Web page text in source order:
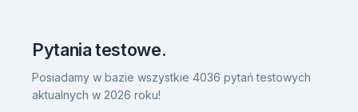
Pytania testowe.
Posiadamy w bazie wszystkie 4036 pytań testowych
aktualnych w 2026 roku!